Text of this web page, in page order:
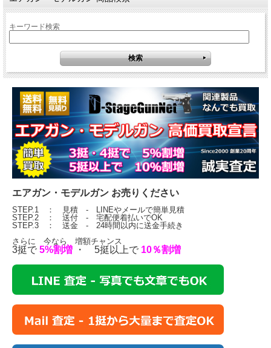
キーワード検索
エアガン・モデルガン お売りください
STEP.1 ： 見積 - LINEやメールで簡単見積
STEP.2 ： 送付 - 宅配便着払いでOK
STEP.3 ： 送金 - 24時間以内に送金手続き
さらに 今なら 増額チャンス
3挺で 5%割増 ・ 5挺以上で 10％割増